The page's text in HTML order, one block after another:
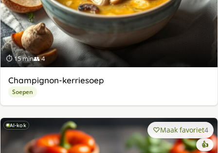
⏱ 15 min👥 4
Champignon-kerriesoep
Soepen
AI-kok Maak favoriet4
👍